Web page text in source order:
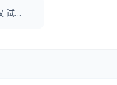
您所在区域暂无此内容版权 试了一下UNBLOCKCN，真好用。